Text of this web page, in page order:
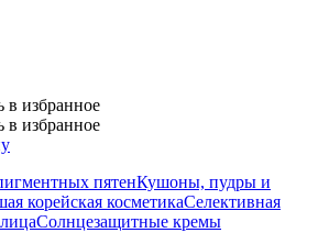
в избранное
в избранное
пятенКушоны, пудры и
корейская косметикаСелективная
Солнцезащитные кремы